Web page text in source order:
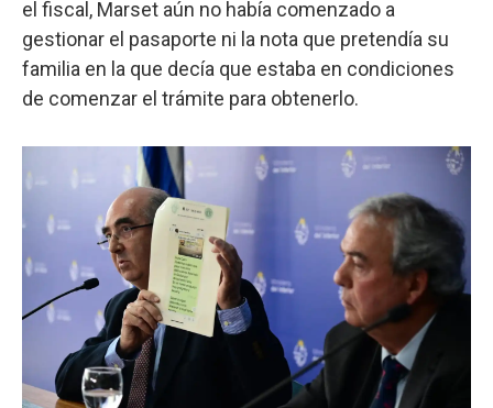
el fiscal, Marset aún no había comenzado a
gestionar el pasaporte ni la nota que pretendía su
familia en la que decía que estaba en condiciones
de comenzar el trámite para obtenerlo.